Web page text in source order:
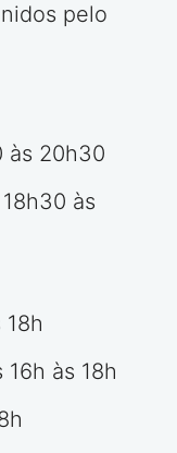
pelo
às 20h30
às
às 18h